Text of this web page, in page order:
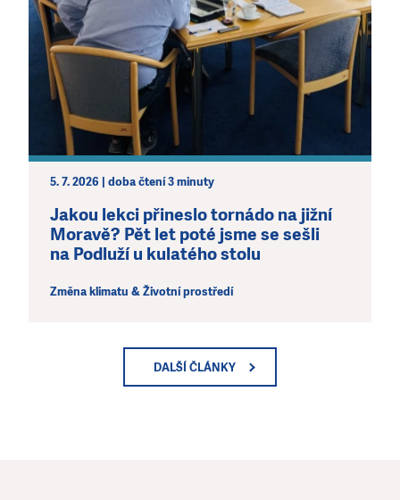
5. 7. 2026 | doba čtení 3 minuty
Jakou lekci přineslo tornádo na jižní
Moravě? Pět let poté jsme se sešli
na Podluží u kulatého stolu
Změna klimatu & Životní prostředí
DALŠÍ ČLÁNKY